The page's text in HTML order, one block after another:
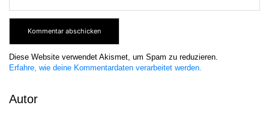
Diese Website verwendet Akismet, um Spam zu reduzieren.
Erfahre, wie deine Kommentardaten verarbeitet werden.
Autor